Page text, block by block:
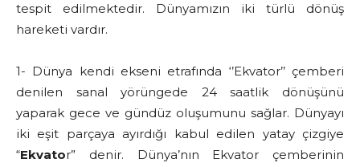
tespit edilmektedir. Dünyamızın iki türlü dönüş
hareketi vardır.
1- Dünya kendi ekseni etrafında ‘’Ekvator’’ çemberi
denilen sanal yörüngede 24 saatlik dönüşünü
yaparak gece ve gündüz oluşumunu sağlar. Dünyayı
iki eşit parçaya ayırdığı kabul edilen yatay çizgiye
“Ekvator” denir. Dünya’nın Ekvator çemberinin